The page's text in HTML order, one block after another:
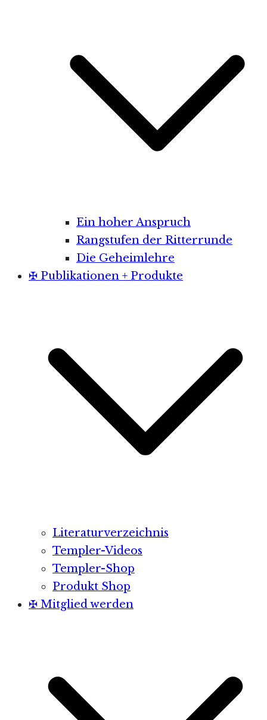
Ein hoher Anspruch
Rangstufen der Ritterrunde
Die Geheimlehre
✠ Publikationen + Produkte
Literaturverzeichnis
Templer-Videos
Templer-Shop
Produkt Shop
✠ Mitglied werden